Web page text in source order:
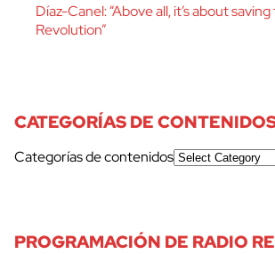
Díaz-Canel: “Above all, it’s about
Revolution”
CATEGORÍAS DE
Categorías de contenidos
PROGRAMACIÓN DE RADIO